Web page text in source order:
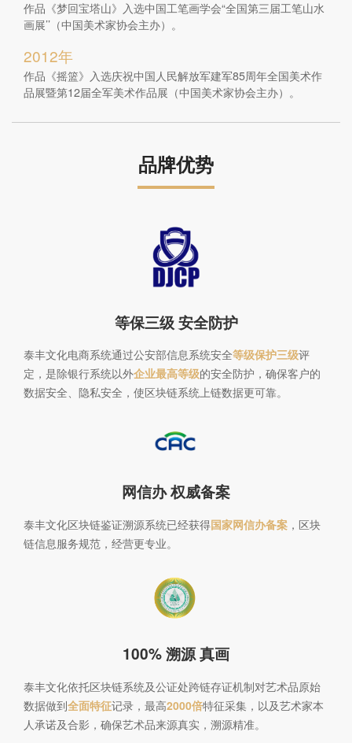
作品《梦回宝塔山》入选中国工笔画学会“全国第三届工笔山水
画展’’（中国美术家协会主办）。
2012年
作品《摇篮》入选庆祝中国人民解放军建军85周年全国美术作
品展暨第12届全军美术作品展（中国美术家协会主办）。
品牌优势
等保三级 安全防护
泰丰文化电商系统通过公安部信息系统安全等级保护三级评
定，是除银行系统以外企业最高等级的安全防护，确保客户的
数据安全、隐私安全，使区块链系统上链数据更可靠。
网信办 权威备案
泰丰文化区块链鉴证溯源系统已经获得国家网信办备案，区块
链信息服务规范，经营更专业。
100% 溯源 真画
泰丰文化依托区块链系统及公证处跨链存证机制对艺术品原始
数据做到全面特征记录，最高2000倍特征采集，以及艺术家本
人承诺及合影，确保艺术品来源真实，溯源精准。